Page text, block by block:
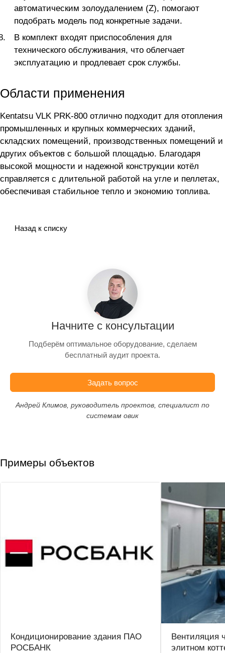
автоматическим золоудалением (Z), помогают
подобрать модель под конкретные задачи.
В комплект входят приспособления для
технического обслуживания, что облегчает
эксплуатацию и продлевает срок службы.
Области применения
Kentatsu VLK PRK-800 отлично подходит для отопления
промышленных и крупных коммерческих зданий,
складских помещений, производственных помещений и
других объектов с большой площадью. Благодаря
высокой мощности и надежной конструкции котёл
справляется с длительной работой на угле и пеллетах,
обеспечивая стабильное тепло и экономию топлива.
Назад к списку
Начните с консультации
Подберём оптимальное оборудование, сделаем
бесплатный аудит проекта.
Задать вопрос
Андрей Климов, руководитель проектов, специалист по
системам овик
Примеры объектов
Кондиционирование здания ПАО
РОСБАНК
Вентиляция
элитном